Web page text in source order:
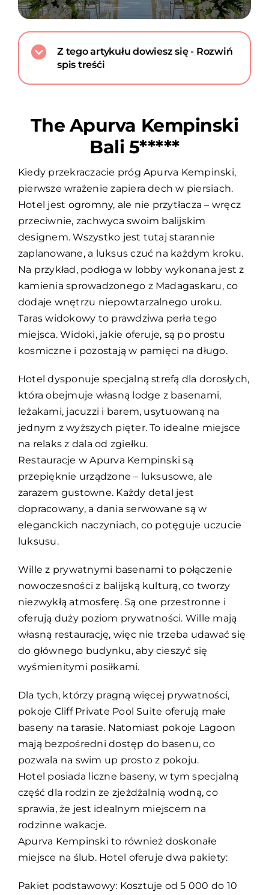
Z tego artykułu dowiesz się - Rozwiń
spis treśći
The Apurva Kempinski
Bali 5*****
Kiedy przekraczacie próg Apurva Kempinski,
pierwsze wrażenie zapiera dech w piersiach.
Hotel jest ogromny, ale nie przytłacza – wręcz
przeciwnie, zachwyca swoim balijskim
designem. Wszystko jest tutaj starannie
zaplanowane, a luksus czuć na każdym kroku.
Na przykład, podłoga w lobby wykonana jest z
kamienia sprowadzonego z Madagaskaru, co
dodaje wnętrzu niepowtarzalnego uroku.
Taras widokowy to prawdziwa perła tego
miejsca. Widoki, jakie oferuje, są po prostu
kosmiczne i pozostają w pamięci na długo.
Hotel dysponuje specjalną strefą dla dorosłych,
która obejmuje własną lodge z basenami,
leżakami, jacuzzi i barem, usytuowaną na
jednym z wyższych pięter. To idealne miejsce
na relaks z dala od zgiełku.
Restauracje w Apurva Kempinski są
przepięknie urządzone – luksusowe, ale
zarazem gustowne. Każdy detal jest
dopracowany, a dania serwowane są w
eleganckich naczyniach, co potęguje uczucie
luksusu.
Wille z prywatnymi basenami to połączenie
nowoczesności z balijską kulturą, co tworzy
niezwykłą atmosferę. Są one przestronne i
oferują duży poziom prywatności. Wille mają
własną restaurację, więc nie trzeba udawać się
do głównego budynku, aby cieszyć się
wyśmienitymi posiłkami.
Dla tych, którzy pragną więcej prywatności,
pokoje Cliff Private Pool Suite oferują małe
baseny na tarasie. Natomiast pokoje Lagoon
mają bezpośredni dostęp do basenu, co
pozwala na swim up prosto z pokoju.
Hotel posiada liczne baseny, w tym specjalną
część dla rodzin ze zjeżdżalnią wodną, co
sprawia, że jest idealnym miejscem na
rodzinne wakacje.
Apurva Kempinski to również doskonałe
miejsce na ślub. Hotel oferuje dwa pakiety:
Pakiet podstawowy: Kosztuje od 5 000 do 10